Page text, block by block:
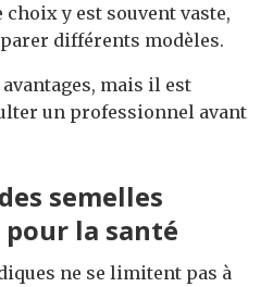
choix y est souvent vaste,
différents modèles.
mais il est
un professionnel avant
semelles
la santé
ne se limitent pas à